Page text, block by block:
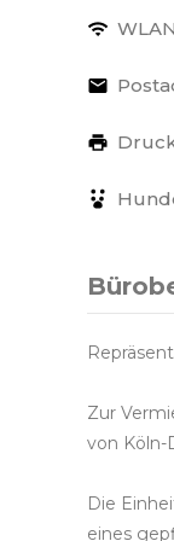
WLAN
Zur
von Köln-
Die
eines